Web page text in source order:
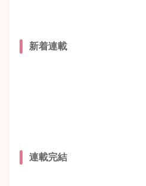
新着連載
連載完結